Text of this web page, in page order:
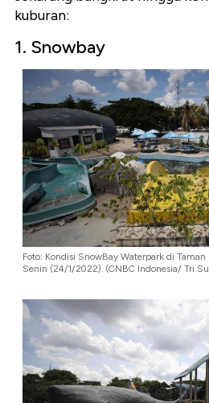
kuburan:
1. Snowbay
Foto: Kondisi SnowBay Waterpark di
Senin (24/1/2022). (CNBC Indonesia/ Tri